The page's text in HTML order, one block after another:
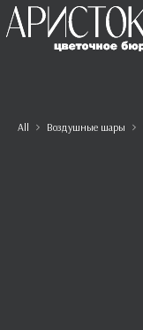
All Воздушные шары